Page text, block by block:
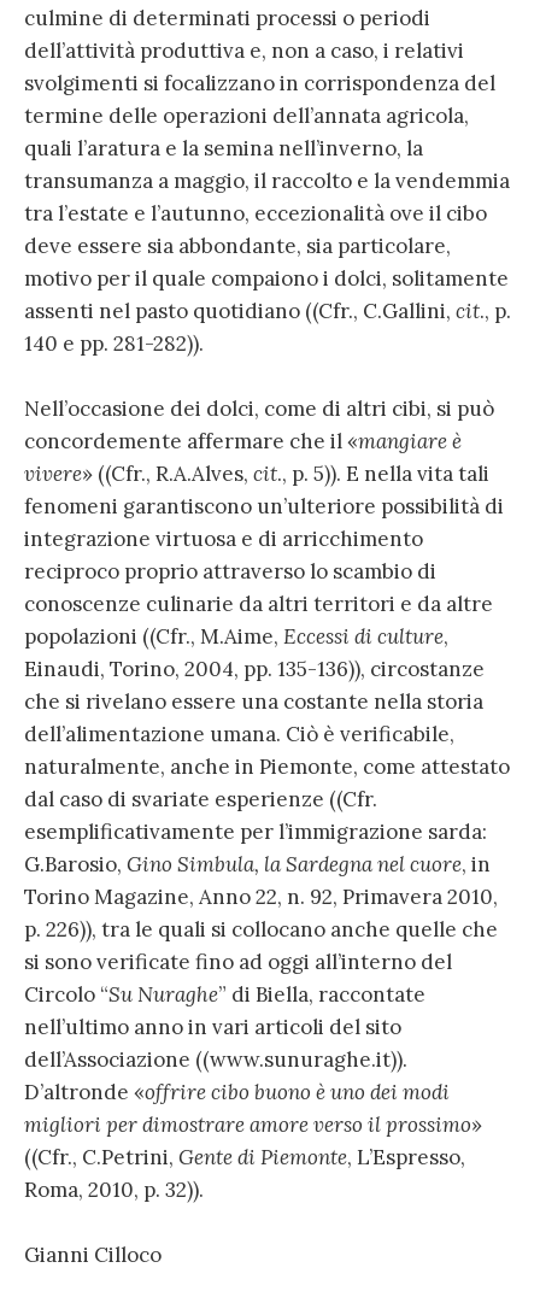
culmine di determinati processi o periodi
dell’attività produttiva e, non a caso, i relativi
svolgimenti si focalizzano in corrispondenza del
termine delle operazioni dell’annata agricola,
quali l’aratura e la semina nell’inverno, la
transumanza a maggio, il raccolto e la vendemmia
tra l’estate e l’autunno, eccezionalità ove il cibo
deve essere sia abbondante, sia particolare,
motivo per il quale compaiono i dolci, solitamente
assenti nel pasto quotidiano ((Cfr., C.Gallini, cit., p.
140 e pp. 281-282)).
Nell’occasione dei dolci, come di altri cibi, si può
concordemente affermare che il «mangiare è
vivere» ((Cfr., R.A.Alves, cit., p. 5)). E nella vita tali
fenomeni garantiscono un’ulteriore possibilità di
integrazione virtuosa e di arricchimento
reciproco proprio attraverso lo scambio di
conoscenze culinarie da altri territori e da altre
popolazioni ((Cfr., M.Aime, Eccessi di culture,
Einaudi, Torino, 2004, pp. 135-136)), circostanze
che si rivelano essere una costante nella storia
dell’alimentazione umana. Ciò è verificabile,
naturalmente, anche in Piemonte, come attestato
dal caso di svariate esperienze ((Cfr.
esemplificativamente per l’immigrazione sarda:
G.Barosio, Gino Simbula, la Sardegna nel cuore, in
Torino Magazine, Anno 22, n. 92, Primavera 2010,
p. 226)), tra le quali si collocano anche quelle che
si sono verificate fino ad oggi all’interno del
Circolo “Su Nuraghe” di Biella, raccontate
nell’ultimo anno in vari articoli del sito
dell’Associazione ((www.sunuraghe.it)).
D’altronde «offrire cibo buono è uno dei modi
migliori per dimostrare amore verso il prossimo»
((Cfr., C.Petrini, Gente di Piemonte, L’Espresso,
Roma, 2010, p. 32)).
Gianni Cilloco